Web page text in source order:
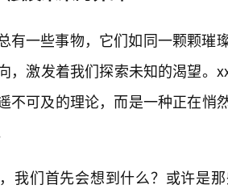
有一些事物，它们如同一颗颗璀
，激发着我们探索未知的渴望。
不可及的理论，而是一种正在悄
我们首先会想到什么？或许是